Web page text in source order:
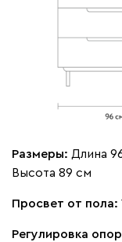
Размеры: Длина
Высота 89 см
Просвет от пола:
Регулировка